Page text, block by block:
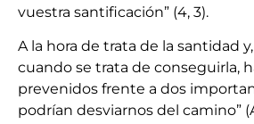
vuestra santificación” (4, 3).
A la hora de trata de la santidad
cuando se trata de conseguirla,
prevenidos frente a dos
podrían desviarnos del camino”